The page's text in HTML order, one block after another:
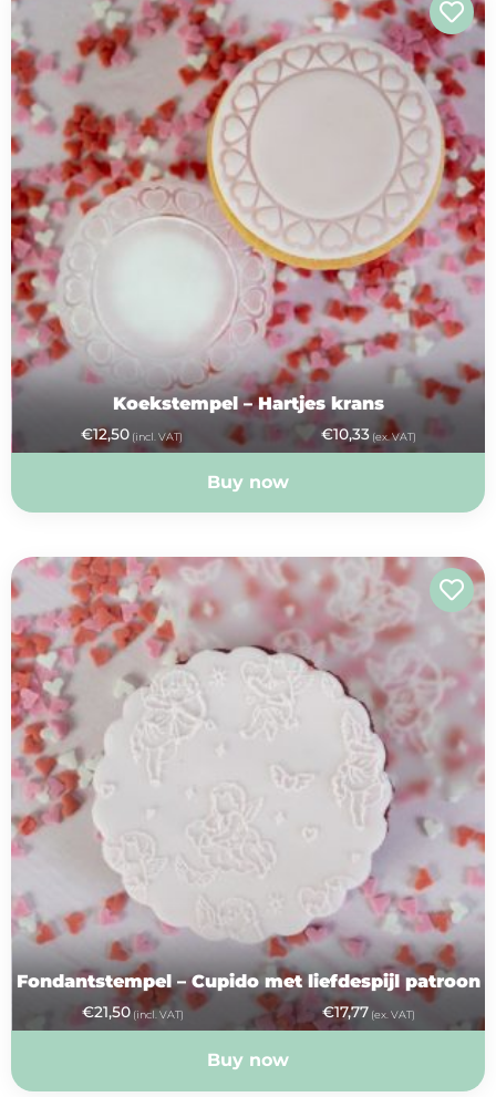
Koekstempel – Hartjes krans
€12,50 (incl. VAT) €10,33(ex. VAT)
Buy now
Fondantstempel – Cupido met liefdespijl patroon
€21,50(incl. VAT) €17,77 (ex. VAT)
Buy now